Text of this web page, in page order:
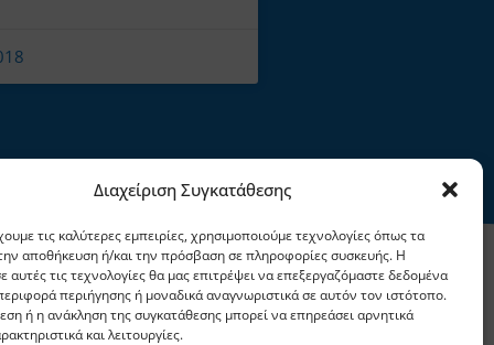
Διαχείριση Συγκατάθεσης
τις καλύτερες εμπειρίες, χρησιμοποιούμε τεχνολογίες όπως τα
αποθήκευση ή/και την πρόσβαση σε πληροφορίες συσκευής. Η
αυτές τις τεχνολογίες θα μας επιτρέψει να επεξεργαζόμαστε δεδομένα
περιήγησης ή μοναδικά αναγνωριστικά σε αυτόν τον ιστότοπο.
ή η ανάκληση της συγκατάθεσης μπορεί να επηρεάσει αρνητικά
και λειτουργίες.